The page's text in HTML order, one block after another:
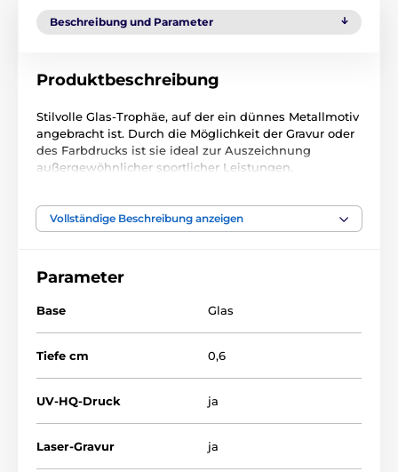
Beschreibung und Parameter
Produktbeschreibung
Stilvolle Glas-Trophäe, auf der ein dünnes Metallmotiv
angebracht ist. Durch die Möglichkeit der Gravur oder
des Farbdrucks ist sie ideal zur Auszeichnung
außergewöhnlicher sportlicher Leistungen.
Das Produkt ist in Kategorien eingeteilt
Vollständige Beschreibung anzeigen
Parameter
Base Glas
Tiefe cm 0,6
UV-HQ-Druck ja
Laser-Gravur ja